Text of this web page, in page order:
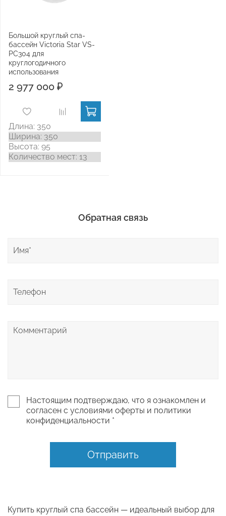
Большой круглый спа-
бассейн Victoria Star VS-
PC304 для
круглогодичного
использования
Длина: 350
Ширина: 350
Высота: 95
Количество мест: 13
2 977 000 ₽
Обратная связь
Настоящим подтверждаю, что я ознакомлен и
согласен с условиями оферты и политики
конфиденциальности *
Отправить
Купить круглый спа бассейн — идеальный выбор для